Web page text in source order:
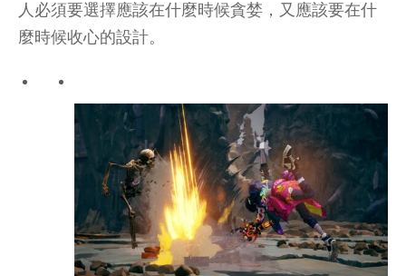
人必須要選擇應該在什麼時候貪婪，又應該要在什
麼時候收心的設計。